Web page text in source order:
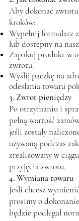
Aby dokonać
kroków:
Wypełnij formularz
lub dostępny na
Zapakuj produkt w
zwrotu.
Wyślij paczkę na
odesłania towaru
3. Zwrot pieniędzy
Po otrzymaniu i
pełną wartość
jeśli zostały
używaną podczas
zrealizowany w ciągu
przyjęcia zwrotu.
4. Wymiana towaru
Jeśli chcesz
prosimy o
będzie podlegał